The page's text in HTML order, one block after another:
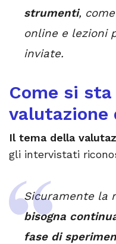
strumenti,
online e lezioni
inviate.
Come si
valutazione
Il tema della
gli intervistati
Sicuramente la
bisogna
fase di